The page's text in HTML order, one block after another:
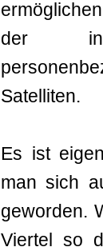
der in
Satelliten.
Es ist
man sich
geworden.
Viertel so